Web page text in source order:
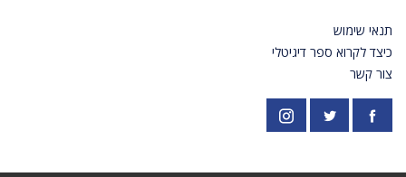
תנאי שימוש
כיצד לקרוא ספר דיגיטלי
צור קשר
פייסבוק https://twitter.com/PardesPublish
אינסטגרם